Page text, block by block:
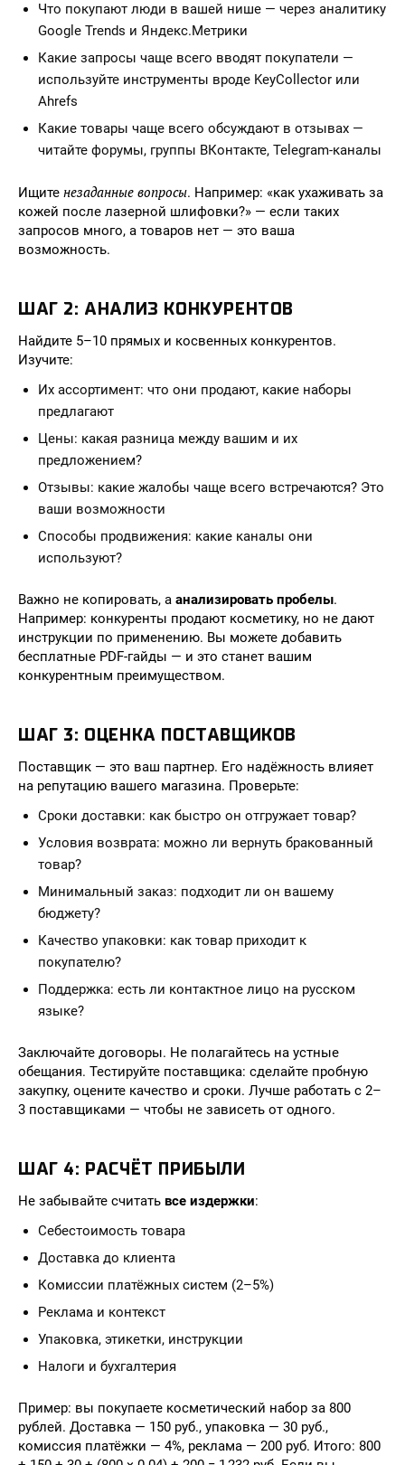
Что покупают люди в вашей нише — через аналитику
Google Trends и Яндекс.Метрики
Какие запросы чаще всего вводят покупатели —
используйте инструменты вроде KeyCollector или
Ahrefs
Какие товары чаще всего обсуждают в отзывах —
читайте форумы, группы ВКонтакте, Telegram-каналы
Ищите незаданные вопросы. Например: «как ухаживать за
кожей после лазерной шлифовки?» — если таких
запросов много, а товаров нет — это ваша
возможность.
ШАГ 2: АНАЛИЗ КОНКУРЕНТОВ
Найдите 5–10 прямых и косвенных конкурентов.
Изучите:
Их ассортимент: что они продают, какие наборы
предлагают
Цены: какая разница между вашим и их
предложением?
Отзывы: какие жалобы чаще всего встречаются? Это
ваши возможности
Способы продвижения: какие каналы они
используют?
Важно не копировать, а анализировать пробелы.
Например: конкуренты продают косметику, но не дают
инструкции по применению. Вы можете добавить
бесплатные PDF-гайды — и это станет вашим
конкурентным преимуществом.
ШАГ 3: ОЦЕНКА ПОСТАВЩИКОВ
Поставщик — это ваш партнер. Его надёжность влияет
на репутацию вашего магазина. Проверьте:
Сроки доставки: как быстро он отгружает товар?
Условия возврата: можно ли вернуть бракованный
товар?
Минимальный заказ: подходит ли он вашему
бюджету?
Качество упаковки: как товар приходит к
покупателю?
Поддержка: есть ли контактное лицо на русском
языке?
Заключайте договоры. Не полагайтесь на устные
обещания. Тестируйте поставщика: сделайте пробную
закупку, оцените качество и сроки. Лучше работать с 2–
3 поставщиками — чтобы не зависеть от одного.
ШАГ 4: РАСЧЁТ ПРИБЫЛИ
Не забывайте считать все издержки:
Себестоимость товара
Доставка до клиента
Комиссии платёжных систем (2–5%)
Реклама и контекст
Упаковка, этикетки, инструкции
Налоги и бухгалтерия
Пример: вы покупаете косметический набор за 800
рублей. Доставка — 150 руб., упаковка — 30 руб.,
комиссия платёжки — 4%, реклама — 200 руб. Итого: 800